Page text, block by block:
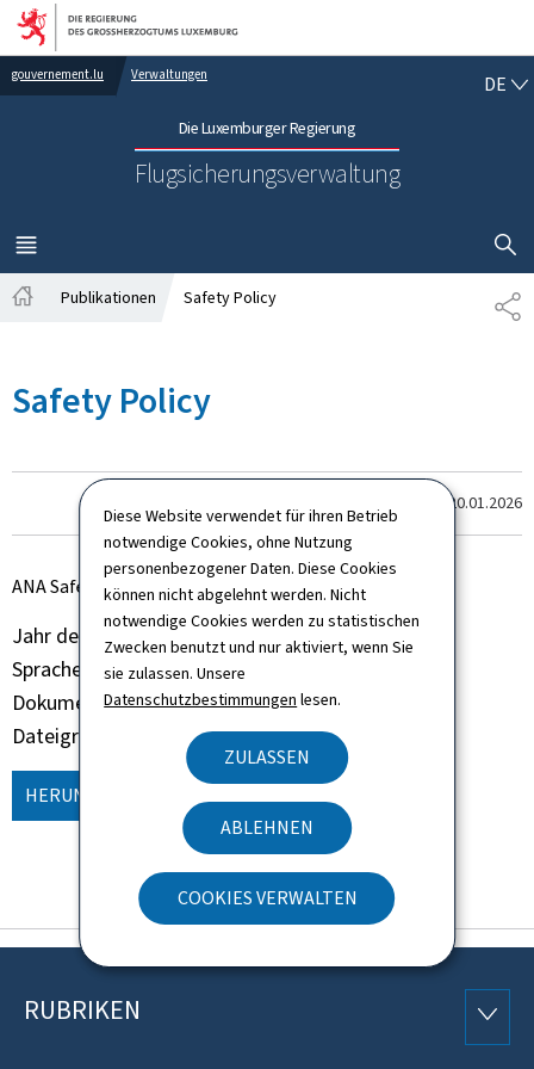
Diese Website verwendet für ihren Betrieb
notwendige Cookies, ohne Nutzung
personenbezogener Daten. Diese Cookies
können nicht abgelehnt werden. Nicht
notwendige Cookies werden zu statistischen
Zwecken benutzt und nur aktiviert, wenn Sie
sie zulassen. Unsere
Datenschutzbestimmungen lesen.
ZULASSEN
ABLEHNEN
COOKIES VERWALTEN
Zur Hauptnavigation
Zum Inhalt
gouvernement.lu Verwaltungen
Die Luxemburger Regierung
Flugsicherungsverwaltung
DE
MENÜ
HAUPT-
Publikationen Safety Policy
Safety Policy
20.01.2026
ANA Safety Policy
Jahr der Veröffentlichung 2026
Sprache(n) Englisch
Dokumentformat Png
Dateigröße
2,93 MB
HERUNTERLADEN
Footer
RUBRIKEN